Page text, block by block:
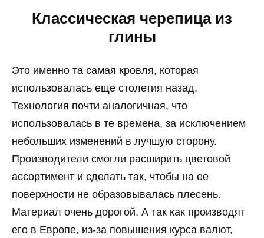
Классическая черепица из
глины
Это именно та самая кровля, которая
использовалась еще столетия назад.
Технология почти аналогичная, что
использовалась в те времена, за исключением
небольших изменений в лучшую сторону.
Производители смогли расширить цветовой
ассортимент и сделать так, чтобы на ее
поверхности не образовывалась плесень.
Материал очень дорогой. А так как производят
его в Европе, из-за повышения курса валют,